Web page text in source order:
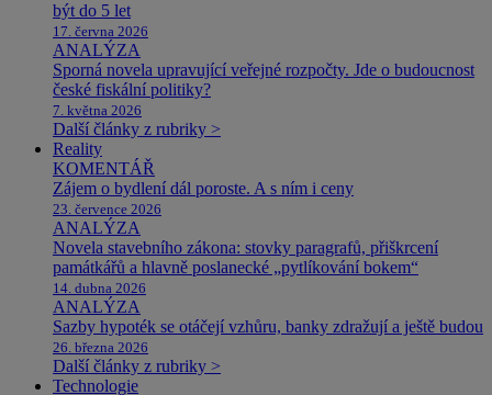
být do 5 let
17. června 2026
ANALÝZA
Sporná novela upravující veřejné rozpočty. Jde o budoucnost
české fiskální politiky?
7. května 2026
Další články z rubriky >
Reality
KOMENTÁŘ
Zájem o bydlení dál poroste. A s ním i ceny
23. července 2026
ANALÝZA
Novela stavebního zákona: stovky paragrafů, přiškrcení
památkářů a hlavně poslanecké „pytlíkování bokem“
14. dubna 2026
ANALÝZA
Sazby hypoték se otáčejí vzhůru, banky zdražují a ještě budou
26. března 2026
Další články z rubriky >
Technologie